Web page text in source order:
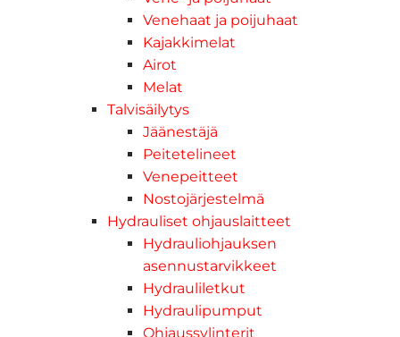
Venehaat ja poijuhaat
Kajakkimelat
Airot
Melat
Talvisäilytys
Jäänestäjä
Peitetelineet
Venepeitteet
Nostojärjestelmä
Hydrauliset ohjauslaitteet
Hydrauliohjauksen
asennustarvikkeet
Hydrauliletkut
Hydraulipumput
Ohjaussylinterit